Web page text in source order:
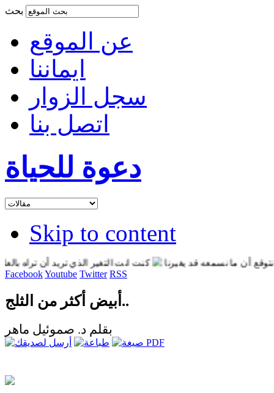
عن الموقع
ايماننا
سجل الزوار
اتصل بنا
دعوة للحياة
Skip to content
ما نسمعه قد يغيرنا كنت انت التغير الذي تريد أن تراه بالعالم
FacebookYoutube Twitter RSS
أبيض أكثر من الثلج..
بقلم د. صموئيل ماهر